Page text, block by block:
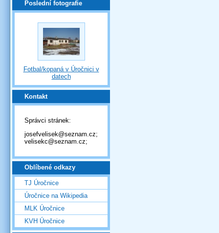
Poslední fotografie
Fotbal/kopaná v Úročnici v
datech
Kontakt
Správci stránek:
josefvelisek@seznam.cz;
velisekc@seznam.cz;
Oblíbené odkazy
TJ Úročnice
Úročnice na Wikipedia
MLK Úročnice
KVH Úročnice